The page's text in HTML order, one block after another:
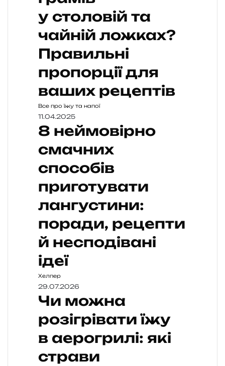
у столовій та
чайній ложках?
Правильні
пропорції для
ваших рецептів
Все про їжу та напої
11.04.2025
8 неймовірно
смачних
способів
приготувати
лангустини:
поради, рецепти
й несподівані
ідеї
Хелпер
29.07.2026
Чи можна
розігрівати їжу
в аерогрилі: які
страви